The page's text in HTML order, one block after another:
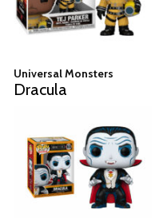
Universal Monsters
Dracula